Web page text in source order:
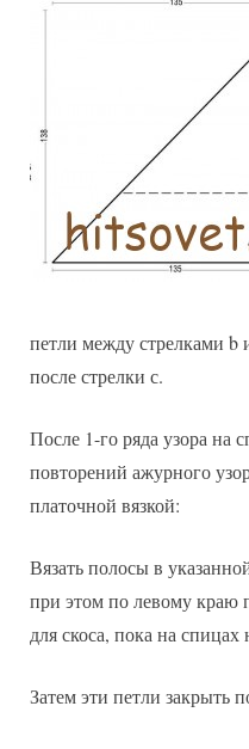
петли между стрелками b
после стрелки с.
После 1-го ряда узора на
повторений ажурного
платочной вязкой:
Вязать полосы в
при этом по левому краю
для скоса, пока на спицах
Затем эти петли закрыть